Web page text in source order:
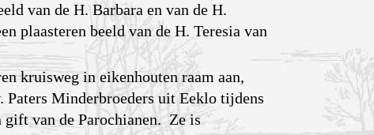
van de H. Barbara en van de H.
plaasteren beeld van de H. Teresia van
kruisweg in eikenhouten raam aan,
Paters Minderbroeders uit Eeklo tijdens
van de Parochianen. Ze is